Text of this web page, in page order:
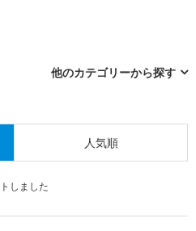
他のカテゴリーから探す
人気順
しました